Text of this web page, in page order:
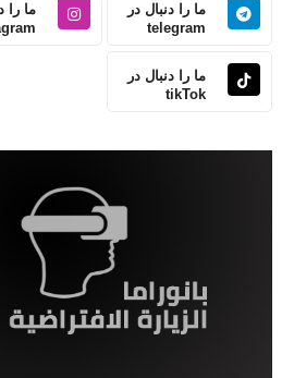
ما را دنبال در
telegram
ما را
ما را دنبال در
tikTok